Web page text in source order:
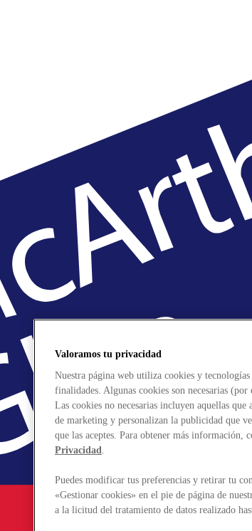
Valoramos tu privacidad
Nuestra página web utiliza cookies y
finalidades. Algunas cookies son necesarias
Las cookies no necesarias incluyen aquellas que
de marketing y personalizan la publicidad que
que las aceptes. Para obtener más información,
Privacidad.
Puedes modificar tus preferencias y retirar tu
«Gestionar cookies» en el pie de página de
a la licitud del tratamiento de datos realizado